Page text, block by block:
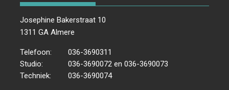
Josephine Bakerstraat 10
1311 GA Almere
Telefoon:
036-3690311
Studio:
036-3690072 en 036-3690073
Techniek:
036-3690074